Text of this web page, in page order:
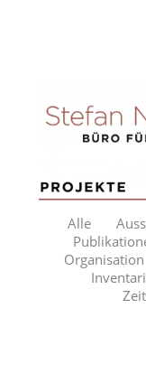
Alle
Organisation